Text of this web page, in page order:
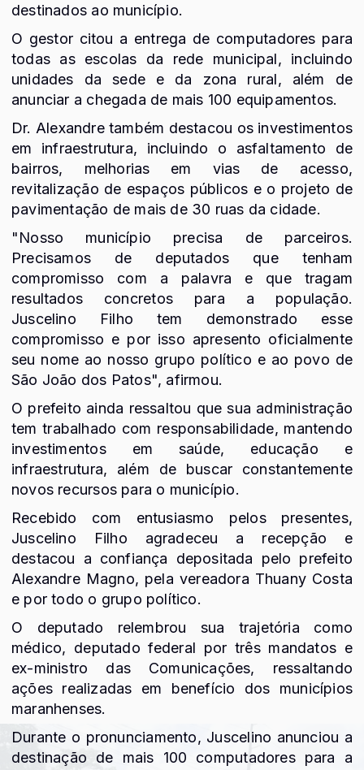
destinados ao município.
O gestor citou a entrega de computadores para
todas as escolas da rede municipal, incluindo
unidades da sede e da zona rural, além de
anunciar a chegada de mais 100 equipamentos.
Dr. Alexandre também destacou os investimentos
em infraestrutura, incluindo o asfaltamento de
bairros, melhorias em vias de acesso,
revitalização de espaços públicos e o projeto de
pavimentação de mais de 30 ruas da cidade.
"Nosso município precisa de parceiros.
Precisamos de deputados que tenham
compromisso com a palavra e que tragam
resultados concretos para a população.
Juscelino Filho tem demonstrado esse
compromisso e por isso apresento oficialmente
seu nome ao nosso grupo político e ao povo de
São João dos Patos", afirmou.
O prefeito ainda ressaltou que sua administração
tem trabalhado com responsabilidade, mantendo
investimentos em saúde, educação e
infraestrutura, além de buscar constantemente
novos recursos para o município.
Recebido com entusiasmo pelos presentes,
Juscelino Filho agradeceu a recepção e
destacou a confiança depositada pelo prefeito
Alexandre Magno, pela vereadora Thuany Costa
e por todo o grupo político.
O deputado relembrou sua trajetória como
médico, deputado federal por três mandatos e
ex-ministro das Comunicações, ressaltando
ações realizadas em benefício dos municípios
maranhenses.
Durante o pronunciamento, Juscelino anunciou a
destinação de mais 100 computadores para a